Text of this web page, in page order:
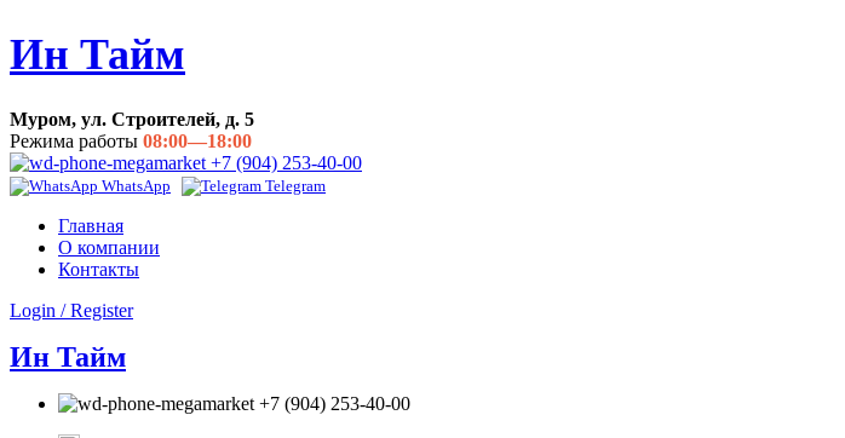
Ин Тайм
Муром, ул. Строителей, д. 5
Режима работы 08:00—18:00
+7 (904) 253-40-00
WhatsApp Telegram
Главная
О компании
Контакты
Login / Register
Ин Тайм
+7 (904) 253-40-00